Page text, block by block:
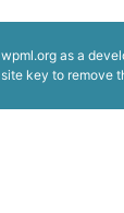
wpml.org as a
site key to remove